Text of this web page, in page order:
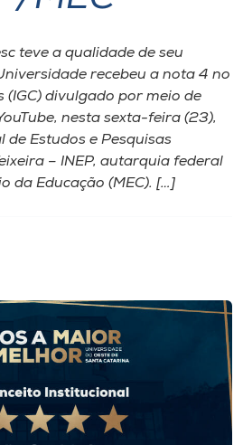
teve a qualidade de seu
recebeu a nota 4 no
(IGC) divulgado por meio de
nesta sexta-feira (23),
Estudos e Pesquisas
– INEP, autarquia federal
da Educação (MEC). […]